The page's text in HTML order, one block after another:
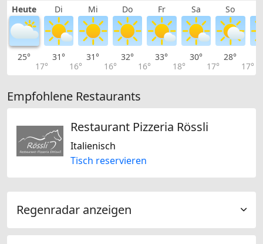
Heute Di Mi Do Fr Sa So
25°
17°
31°
16°
31°
16°
32°
16°
33°
18°
30°
17°
28°
17°
Empfohlene Restaurants
Restaurant Pizzeria Rössli
Italienisch
Tisch reservieren
Regenradar anzeigen